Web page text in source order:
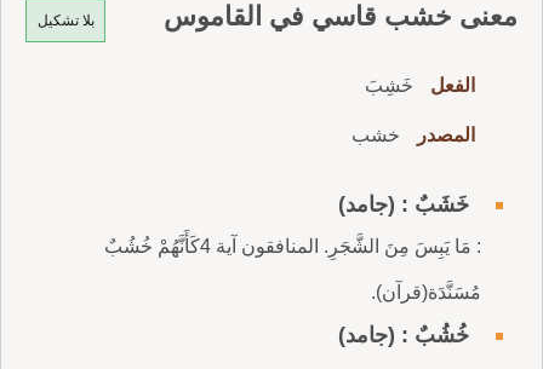
بلا تشكيل معنى خشب قاسي في القاموس
الفعل خَشِبَ
المصدر خشب
خَشَبٌ : (جامد)
: مَا يَبِسَ مِنَ الشَّجَرِ. المنافقون آية 4كَأَنَّهُمْ خُشُبٌ
مُسَنَّدَة(قرآن).
خُشُبٌ : (جامد)